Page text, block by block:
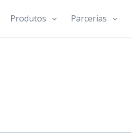
Produtos Parcerias